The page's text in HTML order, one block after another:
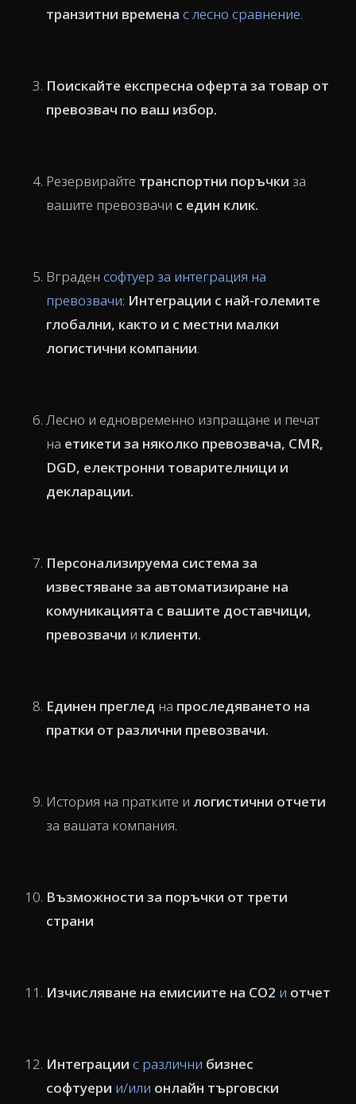
транзитни времена с лесно сравнение.
Поискайте експресна оферта за товар от
превозвач по ваш избор.
Резервирайте транспортни поръчки за
вашите превозвачи с един клик.
Вграден софтуер за интеграция на
превозвачи: Интеграции с най-големите
глобални, както и с местни малки
логистични компании.
Лесно и едновременно изпращане и печат
на етикети за няколко превозвача, CMR,
DGD, електронни товарителници и
декларации.
Персонализируема система за
известяване за автоматизиране на
комуникацията с вашите доставчици,
превозвачи и клиенти.
Единен преглед на проследяването на
пратки от различни превозвачи.
История на пратките и логистични отчети
за вашата компания.
Възможности за поръчки от трети
страни
Изчисляване на емисиите на CO2 и отчет
Интеграции с различни бизнес
софтуери и/или онлайн търговски